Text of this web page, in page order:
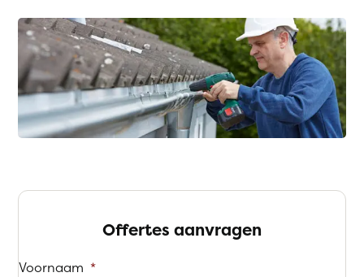
Offertes aanvragen
Voornaam *